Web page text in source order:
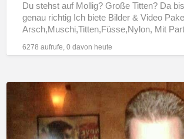
Du stehst auf Mollig? Große Titten? Da
genau richtig Ich biete Bilder & Video
Arsch,Muschi,Titten,Füsse,Nylon, Mit
6278 aufrufe, 0 davon heute
DeinMeisterMike